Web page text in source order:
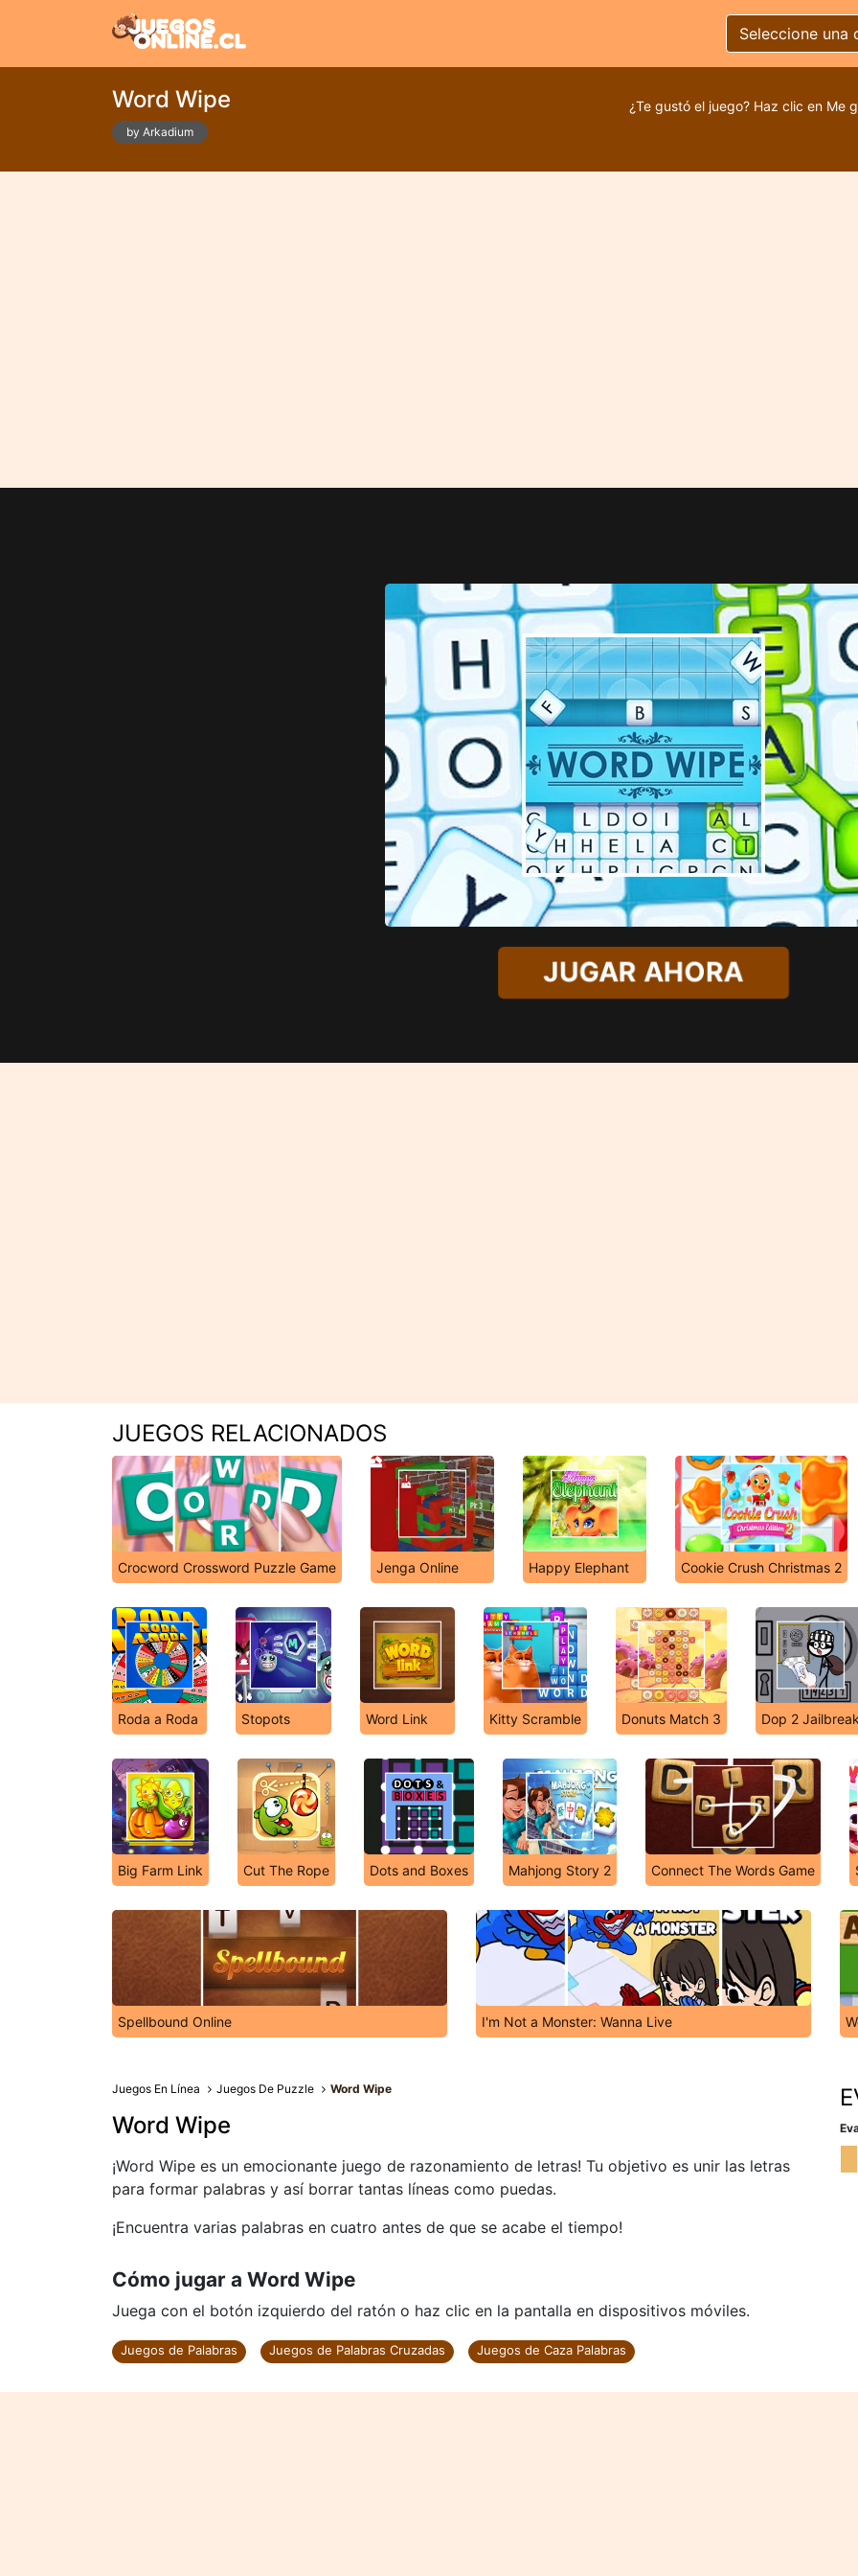
Seleccione una
Word Wipe
by Arkadium
¿Te gustó el juego? Haz clic en Me
JUGAR AHORA
JUEGOS RELACIONADOS
Crocword Crossword Puzzle Game Jenga Online Happy Elephant Cookie Crush Christmas 2
Roda a Roda Stopots Word Link Kitty Scramble Donuts Match 3 Dop 2
Big Farm Link Cut The Rope Dots and Boxes Mahjong Story 2 Connect The Words Game
Spellbound Online I'm Not a Monster: Wanna Live
Juegos En Línea Juegos De Puzzle Word Wipe
Word Wipe
¡Word Wipe es un emocionante juego de razonamiento de letras! Tu objetivo es unir las letras
para formar palabras y así borrar tantas líneas como puedas.
¡Encuentra varias palabras en cuatro antes de que se acabe el tiempo!
Cómo jugar a Word Wipe
Juega con el botón izquierdo del ratón o haz clic en la pantalla en dispositivos móviles.
Juegos de Palabras Juegos de Palabras Cruzadas Juegos de Caza Palabras